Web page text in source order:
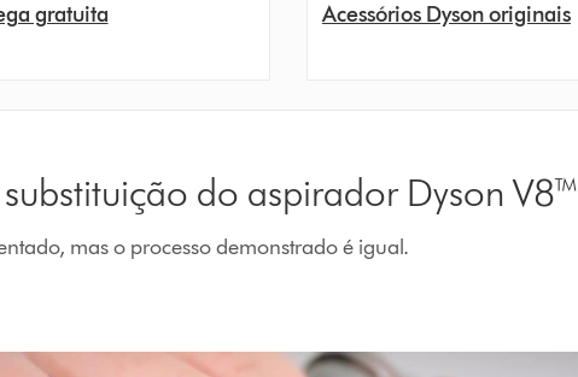
gratuita Acessórios Dyson originais
do aspirador Dyson V8™
mas o processo demonstrado é igual.